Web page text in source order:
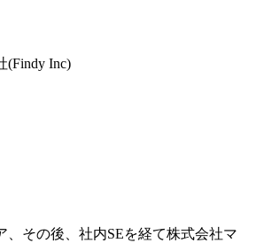
(Findy Inc)
、その後、社内SEを経て株式会社マ